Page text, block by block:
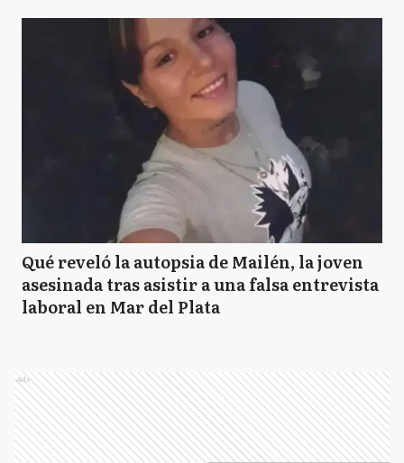
Qué reveló la autopsia de Mailén, la joven
asesinada tras asistir a una falsa entrevista
laboral en Mar del Plata
Ads